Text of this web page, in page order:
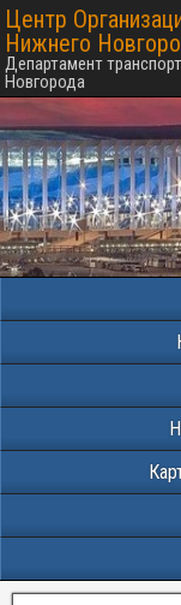
Центр
Нижнего
Департамент
Новгорода